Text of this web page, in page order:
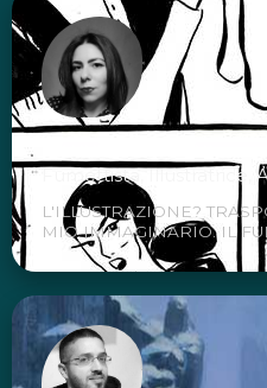
Fumettista, Illustratrice,
L'ILLUSTRAZIONE?
MIO IMMAGINARIO. IL